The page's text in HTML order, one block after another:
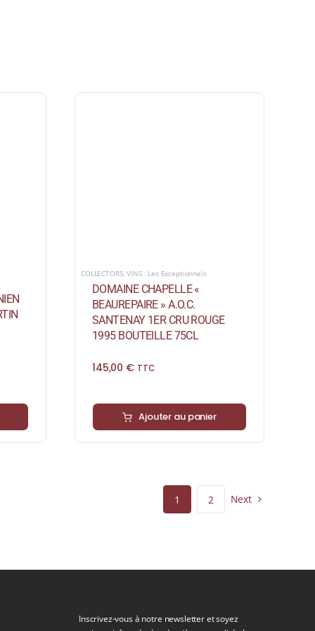
COLLECTORS,VINS : Les Exceptionnels
DOMAINE CHAPELLE «
BEAUREPAIRE » A.O.C.
SANTENAY 1ER CRU ROUGE
1995 BOUTEILLE 75CL
145,00 € TTC
Ajouter au panier
1 2 Next
Inscrivez-vous à notre newsletter et soyez